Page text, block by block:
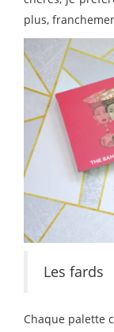
plus,
Les fards
Chaque palette